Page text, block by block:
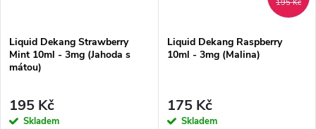
Liquid Dekang Strawberry
Mint 10ml - 3mg (Jahoda s
mátou)
195 Kč
Skladem
195 Kč
Liquid Dekang Raspberry
10ml - 3mg (Malina)
175 Kč
Skladem